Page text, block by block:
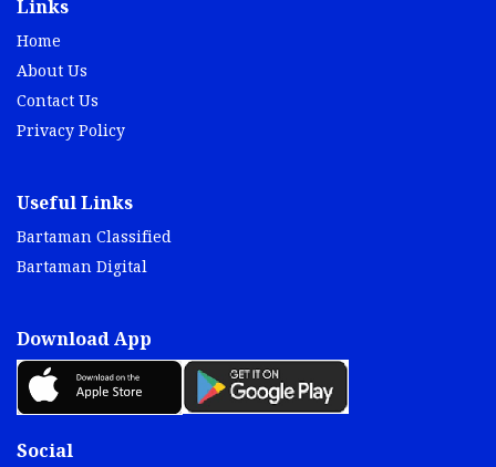
Links
Home
About Us
Contact Us
Privacy Policy
Useful Links
Bartaman Classified
Bartaman Digital
Download App
Social